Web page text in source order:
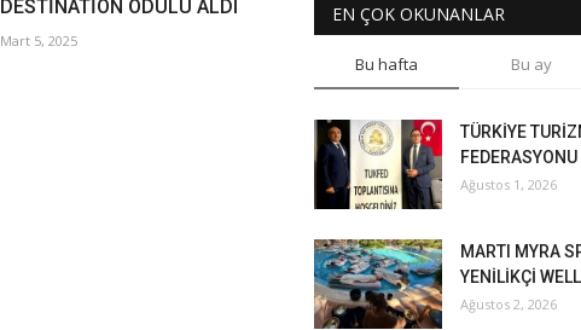
DESTİNATİON ÖDÜLÜ ALDI
Mart 5, 2025
EN ÇOK OKUNANLAR
Bu hafta Bu ay
TÜRKİYE
Ağustos 1, 2026
MARTI MYRA
YENİLİKÇİ
Ağustos 2, 2026